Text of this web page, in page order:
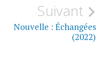
Suivant
Nouvelle : Échangées
(2022)